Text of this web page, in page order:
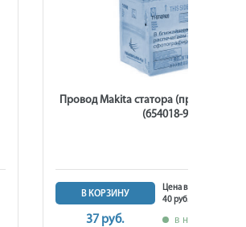
Провод Makita статора (пружинка
(654018-9)
В КОРЗИНУ
37 руб.
Цена в розничном
40 руб.
в наличии